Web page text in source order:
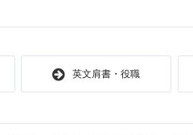
英文肩書・役職